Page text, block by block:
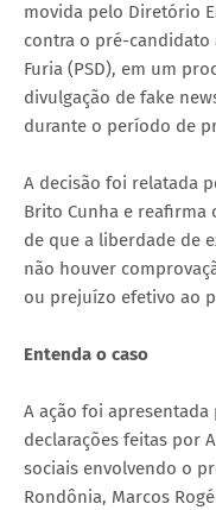
movida pelo Diretório
contra o pré-candidato
Furia (PSD), em um
divulgação de fake
durante o período de
A decisão foi relatada
Brito Cunha e reafirma
de que a liberdade de
não houver
ou prejuízo efetivo ao
Entenda o caso
A ação foi
declarações feitas por
sociais envolvendo o
Rondônia, Marcos